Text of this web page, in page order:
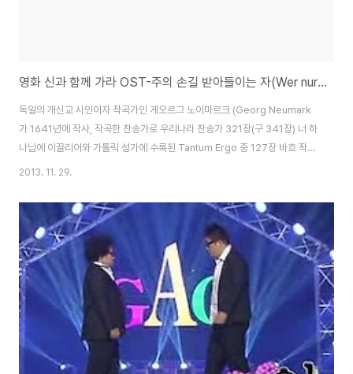
영화 신과 함께 가라 OST-주의 손길 받아들이는 자(Wer nur den lieben Gott last walten)
독일의 개신교 시인이자 작곡가인 게오르그 노이마르크 (Georg Neumark
가 1641년에 작사, 작곡한 찬송가로 우리나라 찬송가 321장(구 341장) 너 하
나님에 이끌리어와 가톨릭 성가에 수록된 Tantum Ergo 중 127장 바흐 작곡
의 십자가 바라보며 등 다양하게 편곡이 되는 아름다운 성가입니다.신과 함께
듣다가 자신의 초심을 찾게 됩니다.오스카! 신에게 보내는 편지-김혜자 모노드
라마 연극 공연,예매정보와 감동적인 원작 줄거리 소개 위 연극에서도 위 노래
가 삽입되어 있는데, 어찌나 애절하던지... 유튜브에 노래가 있네요~ 노래가 흐
르는 동안 두 사람의 마음이 바뀐다.. 수사는 노래 가사처럼 노래하고 기도하며
신과 함께 ..
2013. 11. 29.